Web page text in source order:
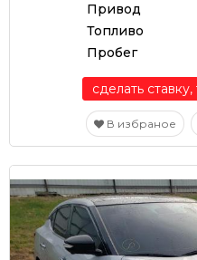
Привод
Топливо
Пробег
сделать
В избраное